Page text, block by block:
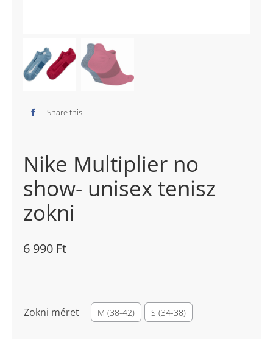
Share this
Nike Multiplier no
show- unisex tenisz
zokni
6 990 Ft
Zokni méret M (38-42) S (34-38)